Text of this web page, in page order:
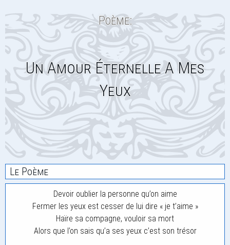
Poème:
Un Amour Éternelle A Mes
Yeux
Le Poème
Devoir oublier la personne qu’on aime
Fermer les yeux est cesser de lui dire « je t’aime »
Haïre sa compagne, vouloir sa mort
Alors que l’on sais qu’a ses yeux c’est son trésor